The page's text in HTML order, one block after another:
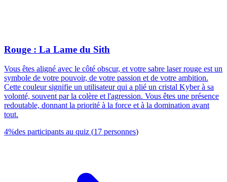
Rouge : La Lame du Sith
Vous êtes aligné avec le côté obscur, et votre sabre laser rouge est un
symbole de votre pouvoir, de votre passion et de votre ambition.
Cette couleur signifie un utilisateur qui a plié un cristal Kyber à sa
volonté, souvent par la colère et l'agression. Vous êtes une présence
redoutable, donnant la priorité à la force et à la domination avant
tout.
4%des participants au quiz (17 personnes)